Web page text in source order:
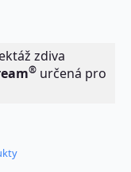
zdiva
® určená pro